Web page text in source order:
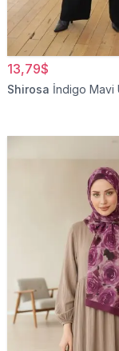
13,79$
Shirosa İndigo Mavi